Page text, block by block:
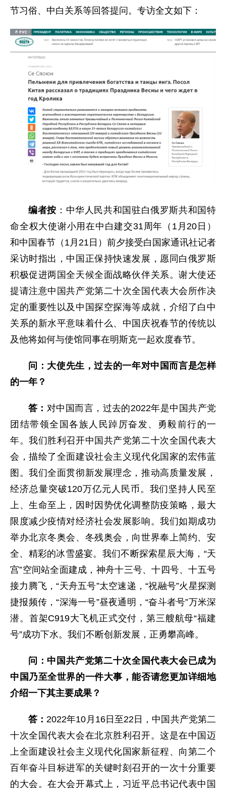
节习俗、中白关系等回答提问。专访全文如下：
编者按 ：中华人民共和国驻白俄罗斯共和国特
命全权大使谢小用在中白建交31周年（1月20日）
和中国春节（1月21日）前夕接受白国家通讯社记者
采访时指出，中国正保持快速发展，愿同白俄罗斯
积极促进两国全天候全面战略伙伴关系。谢大使还
提请注意中国共产党第二十次全国代表大会所作决
定的重要性以及中国探空探海等成就，介绍了白中
关系的新水平意味着什么、中国庆祝春节的传统以
及他将如何与使馆同事在明斯克一起欢度春节。
问：大使先生，过去的一年对中国而言是怎样
的一年？
答： 对中国而言，过去的2022年是中国共产党
团结带领全国各族人民踔厉奋发、勇毅前行的一
年。我们胜利召开中国共产党第二十次全国代表大
会，描绘了全面建设社会主义现代化国家的宏伟蓝
图。我们全面贯彻新发展理念，推动高质量发展，
经济总量突破120万亿元人民币。我们坚持人民至
上、生命至上，因时因势优化调整防疫策略，最大
限度减少疫情对经济社会发展影响。我们如期成功
举办北京冬奥会、冬残奥会，向世界奉上简约、安
全、精彩的冰雪盛宴。我们不断探索星辰大海，“天
宫”空间站全面建成，神舟十三号、十四号、十五号
接力腾飞，“天舟五号”太空速递，“祝融号”火星探测
捷报频传，“深海一号”昼夜通明，“奋斗者号”万米深
潜。首架C919大飞机正式交付，第三艘航母“福建
号”成功下水。我们不断创新发展，正勇攀高峰。
问：中国共产党第二十次全国代表大会已成为
中国乃至全世界的一件大事，能否请您更加详细地
介绍一下其主要成果？
答：2022年10月16日至22日，中国共产党第二
十次全国代表大会在北京胜利召开。这是在中国迈
上全面建设社会主义现代化国家新征程、向第二个
百年奋斗目标进军的关键时刻召开的一次十分重要
的大会。在大会开幕式上，习近平总书记代表中国